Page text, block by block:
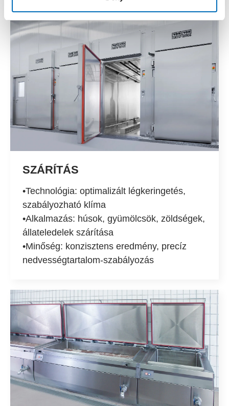
SZÁRÍTÁS
•Technológia: optimalizált légkeringetés,
szabályozható klíma
•Alkalmazás: húsok, gyümölcsök, zöldségek,
állateledelek szárítása
•Minőség: konzisztens eredmény, precíz
nedvességtartalom-szabályozás